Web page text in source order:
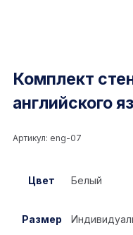
Комплект
английского
Артикул: eng-07
Цвет Белый
Размер